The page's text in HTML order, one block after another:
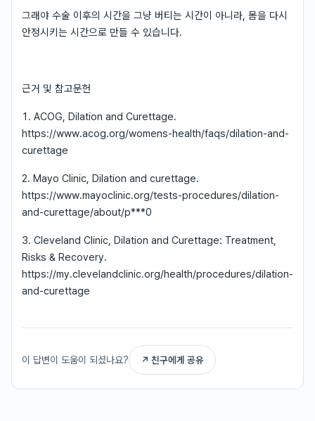
그래야 수술 이후의 시간을 그냥 버티는 시간이 아니라, 몸을 다시
안정시키는 시간으로 만들 수 있습니다.
근거 및 참고문헌
1. ACOG, Dilation and Curettage.
https://www.acog.org/womens-health/faqs/dilation-and-
curettage
2. Mayo Clinic, Dilation and curettage.
https://www.mayoclinic.org/tests-procedures/dilation-
and-curettage/about/p***0
3. Cleveland Clinic, Dilation and Curettage: Treatment,
Risks & Recovery.
https://my.clevelandclinic.org/health/procedures/dilation-
and-curettage
이 답변이 도움이 되셨나요? ↗ 친구에게 공유